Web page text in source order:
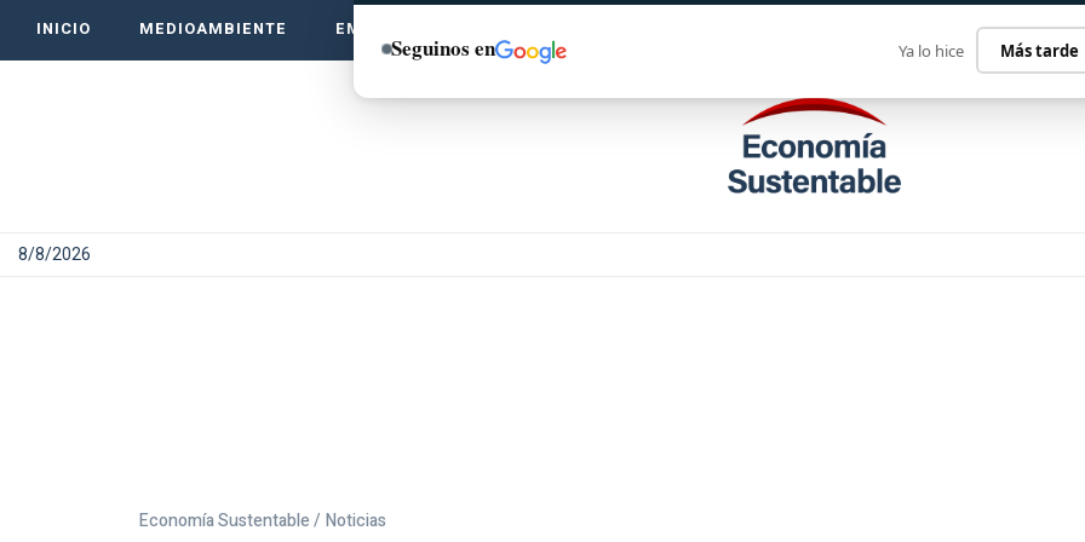
INICIO MEDIOAMBIENTE EMPRENDE VERDE
8/8/2026
Economía Sustentable / Noticias
Seguinos en Ya lo hice Más tarde